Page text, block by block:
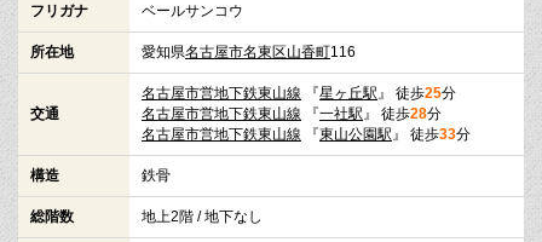
フリガナ ベールサンコウ
所在地 愛知県名古屋市名東区山香町116
交通
名古屋市営地下鉄東山線 『星ヶ丘駅 』 徒歩25分
名古屋市営地下鉄東山線 『一社駅 』 徒歩28分
名古屋市営地下鉄東山線 『東山公園駅 』 徒歩33分
構造 鉄骨
総階数 地上2階 / 地下なし